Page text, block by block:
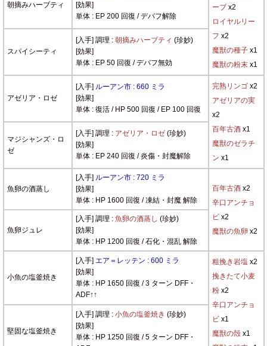
朝摘みハーブティ
[効果]
単体 : EP 200 回復 / デバフ解除
ーブx2
ロイヤルリー
フ x2
魔獣の種子x1
魔獣の粉末x1
スパイシーティ
[入手] 調理 : 朝摘みハーブティ (珍妙)
[効果]
単体 : EP 50 回復 / デバフ無効
アゼリア・ロゼ
[入手] ルーアン市 : 660 ミラ
[効果]
単体 : 復活 / HP 500 回復 / EP 100 回復
完熟リンゴx2
アゼリアの実
x2
百年古酒x1
魔獣のゼラチ
ン x1
マジシャンズ・ロ
ゼ
[入手] 調理 : アゼリア・ロゼ(珍妙)
[効果]
単体 : EP 240 回復 / 炎傷・封魔解除
魚卵の酒蒸し
[入手] ルーアン市 : 720 ミラ
[効果]
単体 : HP 1600 回復 / 凍結・封魔 解除
百年古酒x2
辛口アンチョ
ビx2
魔獣の魚卵 x2
魚卵ジュレ
[入手] 調理 : 魚卵の酒蒸し (珍妙)
[効果]
単体 : HP 1200 回復 / 石化・混乱 解除
小魚の塩釜焼き
[入手] エア＝レッテン : 600 ミラ
[効果]
単体 : HP 1650 回復 / 3 ターン DFF・
ADF↑↑
粗挽き岩塩 x2
挽きたて小麦
粉x2
辛口アンチョ
ビx1
魔獣の殻x1
堅固な塩釜焼き
[入手] 調理 : 小魚の塩釜焼き (珍妙)
[効果]
単体 : HP 1250 回復 / 5 ターン DFF・